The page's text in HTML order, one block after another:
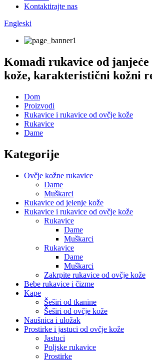
Kontaktirajte nas
Engleski
Komadi rukavice od janjeće
kože, karakteristični kožni
Dom
Proizvodi
Rukavice i rukavice od ovčje kože
Rukavice
Dame
Kategorije
Ovčje kožne rukavice
Dame
Muškarci
Rukavice od jelenje kože
Rukavice i rukavice od ovčje kože
Rukavice
Dame
Muškarci
Rukavice
Dame
Muškarci
Zakrpite rukavice od ovčje kože
Bebe rukavice i čizme
Kape
Šeširi od tkanine
Šeširi od ovčje kože
Naušnica i uložak
Prostirke i jastuci od ovčje kože
Jastuci
Poljske rukavice
Prostirke